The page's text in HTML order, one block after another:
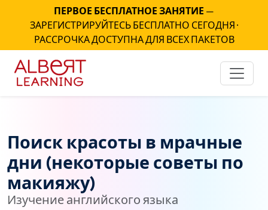
ПЕРВОЕ БЕСПЛАТНОЕ ЗАНЯТИЕ —
ЗАРЕГИСТРИРУЙТЕСЬ БЕСПЛАТНО СЕГОДНЯ ·
РАССРОЧКА ДОСТУПНА ДЛЯ ВСЕХ ПАКЕТОВ
Поиск красоты в мрачные
дни (некоторые советы по
макияжу)
Изучение английского языка